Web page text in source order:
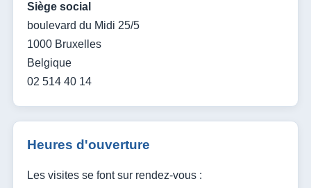
Siège social
boulevard du Midi 25/5
1000 Bruxelles
Belgique
02 514 40 14
Heures d'ouverture
Les visites se font sur rendez-vous :